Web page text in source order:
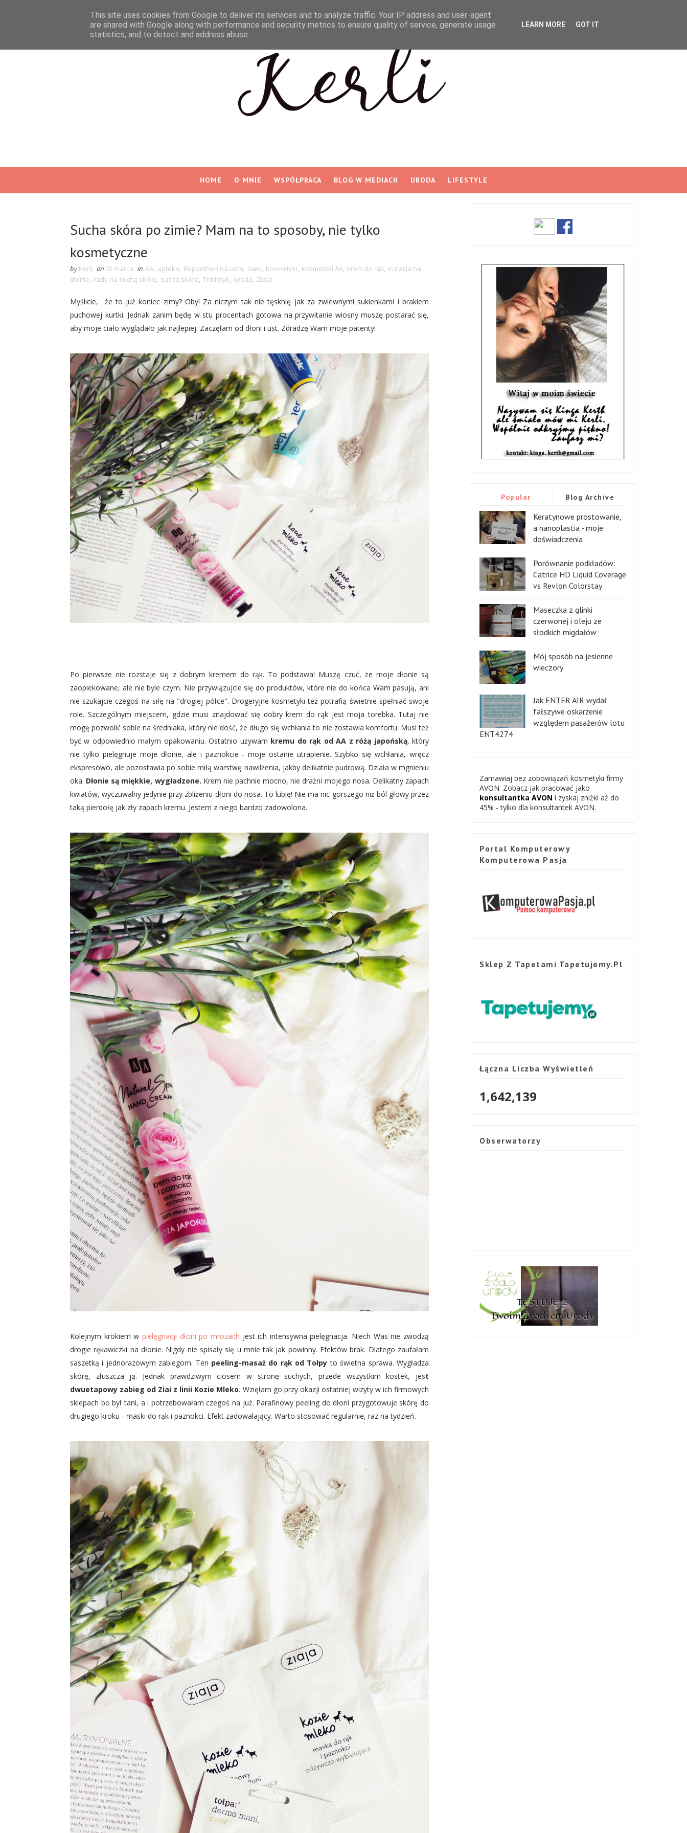
HOME O MNIE WSPÓŁPRACA BLOG W MEDIACH URODA LIFESTYLE
Sucha skóra po zimie? Mam na to sposoby, nie tylko
kosmetyczne
by Kerli on 02 marca in AA, apteka, Bepanthen na usta, ciało, kosmetyki, kosmetyki AA, krem do rąk, Kuracja na
dłonie, rady na suchą skórę, sucha skóra, Tribiotyk, uroda, Ziaja
Myślicie, że to już koniec zimy? Oby! Za niczym tak nie tęsknię jak za zwiewnymi sukienkami i brakiem
puchowej kurtki. Jednak zanim będę w stu procentach gotowa na przywitanie wiosny muszę postarać się,
aby moje ciało wyglądało jak najlepiej. Zaczęłam od dłoni i ust. Zdradzę Wam moje patenty!
Po pierwsze nie rozstaje się z dobrym kremem do rąk. To podstawa! Muszę czuć, że moje dłonie są
zaopiekowane, ale nie byle czym. Nie przywiązujcie się do produktów, które nie do końca Wam pasują, ani
nie szukajcie czegoś na siłę na "drogiej półce". Drogeryjne kosmetyki też potrafią świetnie spełniać swoje
role. Szczególnym miejscem, gdzie musi znajdować się dobry krem do rąk jest moja torebka. Tutaj nie
mogę pozwolić sobie na średniaka, który nie dość, że długo się wchłania to nie zostawia komfortu. Musi też
być w odpowiednio małym opakowaniu. Ostatnio używam kremu do rąk od AA z różą japońską, który
nie tylko pielęgnuje moje dłonie, ale i paznokcie - moje ostanie utrapienie. Szybko się wchłania, wręcz
ekspresowo, ale pozostawia po sobie miłą warstwę nawilżenia, jakby delikatnie pudrową. Działa w mgnieniu
oka. Dłonie są miękkie, wygładzone. Krem nie pachnie mocno, nie drażni mojego nosa. Delikatny zapach
kwiatów, wyczuwalny jedynie przy zbliżeniu dłoni do nosa. To lubię! Nie ma nic gorszego niż ból głowy przez
taką pierdołę jak zły zapach kremu. Jestem z niego bardzo zadowolona.
Kolejnym krokiem w pielęgnacji dłoni po mrozach jest ich intensywna pielęgnacja. Niech Was nie zwodzą
drogie rękawiczki na dłonie. Nigdy nie spisały się u mnie tak jak powinny. Efektów brak. Dlatego zaufałam
saszetką i jednorazowym zabiegom. Ten peeling-masaż do rąk od Tołpy to świetna sprawa. Wygładza
skórę, złuszcza ją. Jednak prawdziwym ciosem w stronę suchych, przede wszystkim kostek, jest
dwuetapowy zabieg od Ziai z linii Kozie Mleko. Wzięłam go przy okazji ostatniej wizyty w ich firmowych
sklepach bo był tani, a i potrzebowałam czegoś na już. Parafinowy peeling do dłoni przygotowuje skórę do
drugiego kroku - maski do rąk i paznokci. Efekt zadowalający. Warto stosować regularnie, raz na tydzień.
Popular Blog Archive
Keratynowe prostowanie,
a nanoplastia - moje
doświadczenia
Porównanie podkładów:
Catrice HD Liquid Coverage
vs Revlon Colorstay
Maseczka z glinki
czerwonej i oleju ze
słodkich migdałów
Mój sposób na jesienne
wieczory
Jak ENTER AIR wydał
fałszywe oskarżenie
względem pasażerów lotu
ENT4274
Zamawiaj bez zobowiązań kosmetyki firmy
AVON. Zobacz jak pracować jako
konsultantka AVON i zyskaj zniżki aż do
45% - tylko dla konsultantek AVON.
Portal Komputerowy
Komputerowa Pasja
Sklep Z Tapetami Tapetujemy.pl
Łączna Liczba Wyświetleń
1,642,139
Obserwatorzy
This site uses cookies from Google to deliver its services and to analyze traffic. Your IP address and user-agent
are shared with Google along with performance and security metrics to ensure quality of service, generate usage
statistics, and to detect and address abuse.
LEARN MORE GOT IT